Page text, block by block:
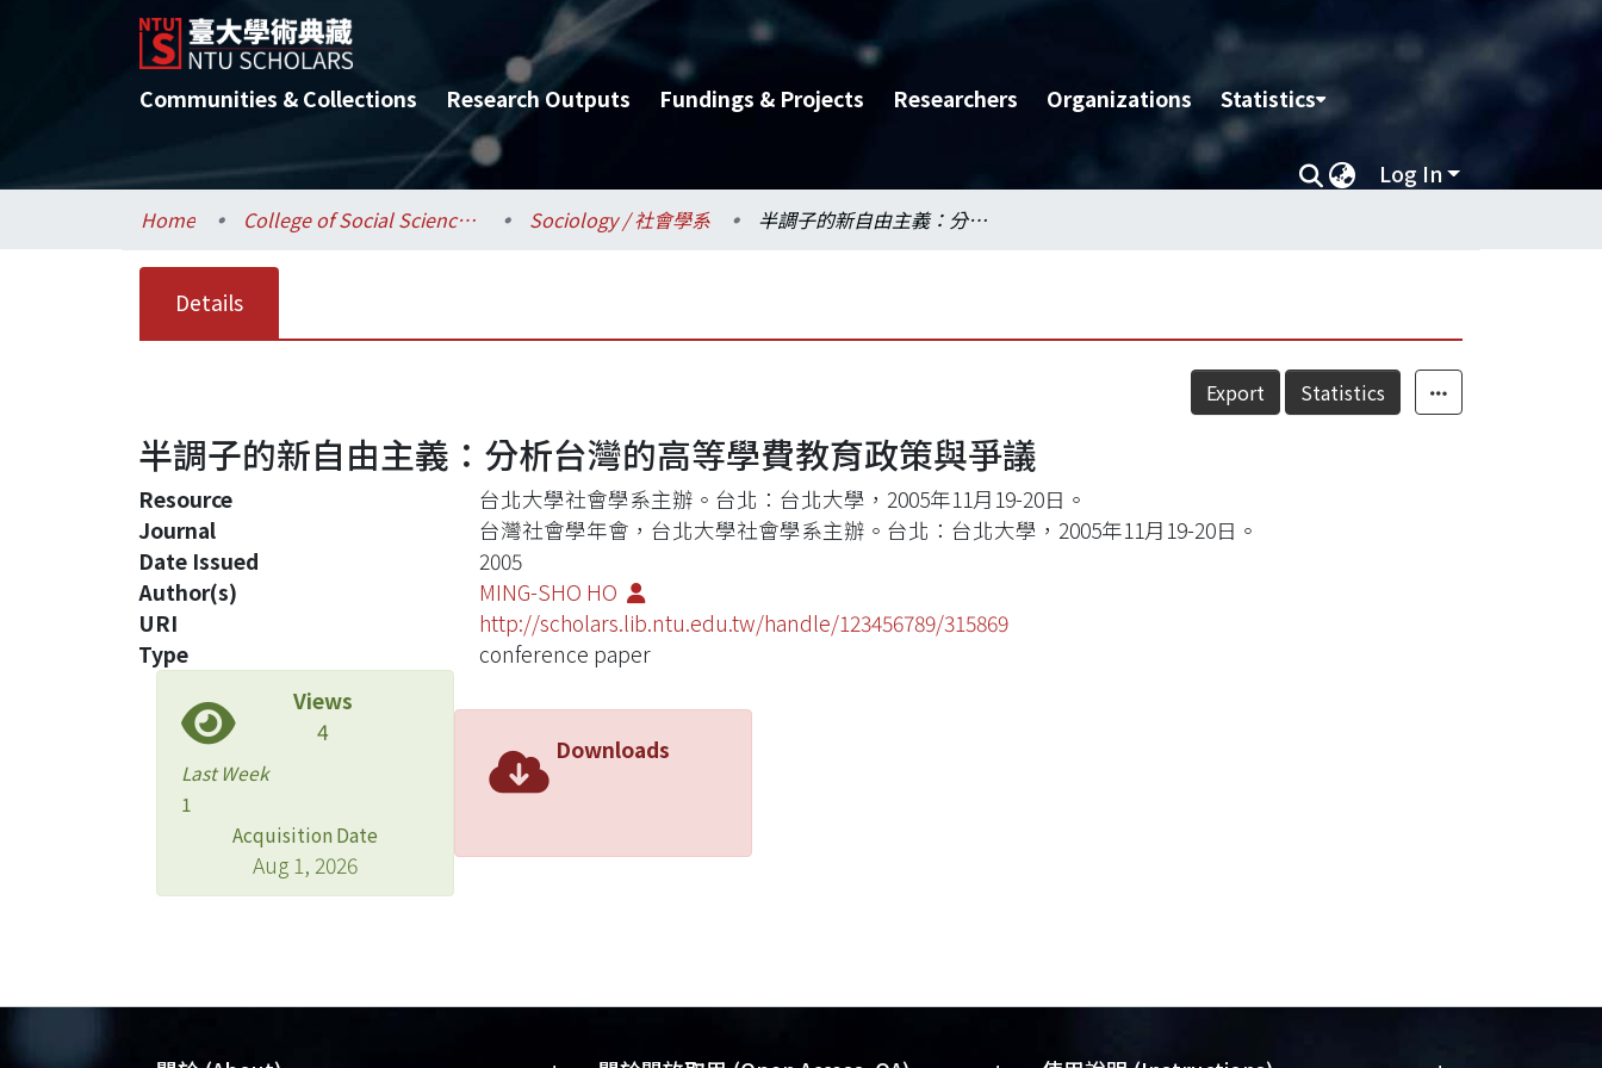
Communities & Collections Research Outputs Fundings & Projects Researchers Organizations Statistics
Log In
Home College of Social Sciences / 社會科學院 Sociology / 社會學系 半調子的新自由主義：分析台灣的高等學費教育政策與爭議
Details
Export Statistics
半調子的新自由主義：分析台灣的高等學費教育政策與爭議
Resource
台北大學社會學系主辦。台北：台北大學，2005年11月19-20日。
Journal
台灣社會學年會，台北大學社會學系主辦。台北：台北大學，2005年11月19-20日。
Date Issued
2005
Author(s)
MING-SHO HO
URI
http://scholars.lib.ntu.edu.tw/handle/123456789/315869
Type
conference paper
Views
4
Last Week
1
Acquisition Date
Aug 1, 2026
Downloads